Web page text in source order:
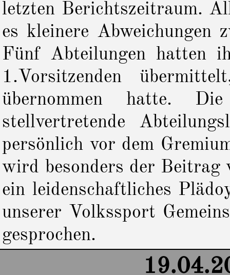
letzten Berichtszeitraum.
es kleinere Abweichungen
Fünf Abteilungen hatten
1.Vorsitzenden
übernommen hatte.
stellvertretende
persönlich vor dem
wird besonders der Beitrag
ein leidenschaftliches
unserer Volkssport
gesprochen.